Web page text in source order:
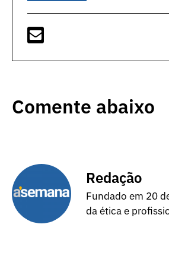
Comente abaixo
Redação
Fundado em 20
da ética e